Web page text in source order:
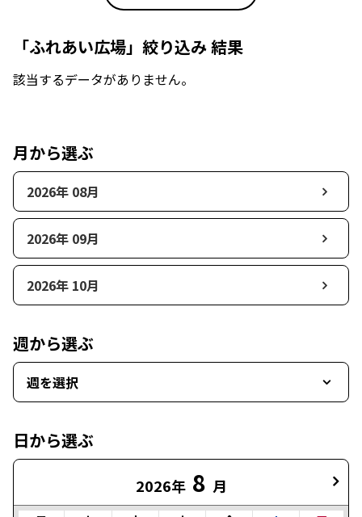
「ふれあい広場」絞り込み 結果
該当するデータがありません。
月から選ぶ
2026年 08月
2026年 09月
2026年 10月
週から選ぶ
週を選択
日から選ぶ
2026年 8 月